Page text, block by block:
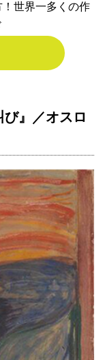
世界一多くの作
』／オスロ